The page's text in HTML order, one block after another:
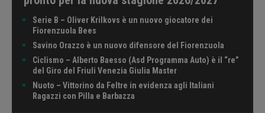
Serie B – Oliver Krilkovs è un nuovo giocatore dei
Fiorenzuola Bees
Savino Orazzo è un nuovo difensore del Fiorenzuola
Ciclismo – Alberto Baesso (Asd Programma Auto) è il “re”
del Giro del Friuli Venezia Giulia Master
Nuoto – Vittorino da Feltre in evidenza agli Italiani
Ragazzi con Pilla e Barbazza